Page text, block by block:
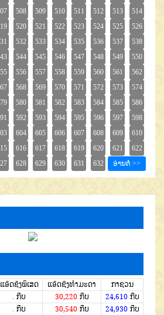
ແອັດຊັງພິເສດ ແອັດຊັງທຳມະດາ
ກາຊວນ
. ກີບ 30,220ກີບ 24,610ກີບ
. ກີບ 30,540ກີບ 24,930ກີບ